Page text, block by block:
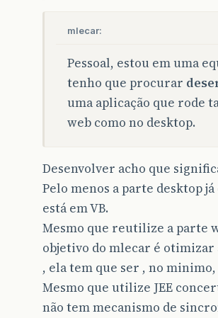
mlecar:
Pessoal, estou em uma
tenho que procurar
uma aplicação que rode
web como no desktop.
Desenvolver acho que
Pelo menos a parte desktop
está em VB.
Mesmo que reutilize a parte
objetivo do mlecar é otimizar
, ela tem que ser , no
Mesmo que utilize JEE
não tem mecanismo de